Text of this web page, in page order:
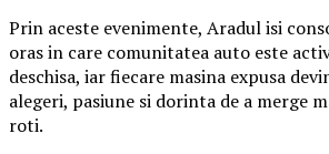
Prin aceste evenimente, Aradul isi
oras in care comunitatea auto este
deschisa, iar fiecare masina expusa
alegeri, pasiune si dorinta de a merge
roti.